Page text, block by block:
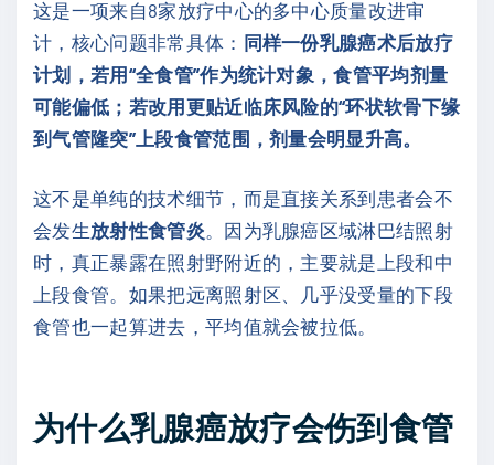
这是一项来自8家放疗中心的多中心质量改进审
计，核心问题非常具体： 同样一份乳腺癌术后放疗
计划，若用“全食管”作为统计对象，食管平均剂量
可能偏低；若改用更贴近临床风险的“环状软骨下缘
到气管隆突”上段食管范围，剂量会明显升高。
这不是单纯的技术细节，而是直接关系到患者会不
会发生放射性食管炎。因为乳腺癌区域淋巴结照射
时，真正暴露在照射野附近的，主要就是上段和中
上段食管。如果把远离照射区、几乎没受量的下段
食管也一起算进去，平均值就会被拉低。
为什么乳腺癌放疗会伤到食管